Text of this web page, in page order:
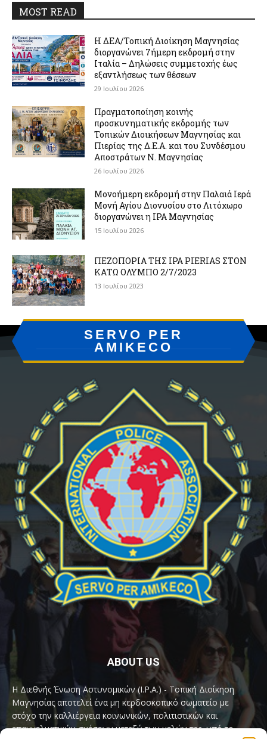
MOST READ
Η ΔΕΑ/Τοπική Διοίκηση Μαγνησίας
διοργανώνει 7ήμερη εκδρομή στην
Ιταλία – Δηλώσεις συμμετοχής έως
εξαντλήσεως των θέσεων
29 Ιουλίου 2026
Πραγματοποίηση κοινής
προσκυνηματικής εκδρομής των
Τοπικών Διοικήσεων Μαγνησίας και
Πιερίας της Δ.Ε.Α. και του Συνδέσμου
Αποστράτων Ν. Μαγνησίας
26 Ιουλίου 2026
Μονοήμερη εκδρομή στην Παλαιά Ιερά
Μονή Αγίου Διονυσίου στο Λιτόχωρο
διοργανώνει η IPA Μαγνησίας
15 Ιουλίου 2026
ΠΕΖΟΠΟΡΙΑ ΤΗΣ IPA PIERIAS ΣΤΟΝ
ΚΑΤΩ ΟΛΥΜΠΟ 2/7/2023
13 Ιουλίου 2023
SERVO PER
AMIKECO
ABOUT US
Η Διεθνής Ένωση Αστυνομικών (I.P.A.) - Τοπική Διοίκηση
Μαγνησίας αποτελεί ένα μη κερδοσκοπικό σωματείο με
στόχο την καλλιέργεια κοινωνικών, πολιτιστικών και
επαγγελματικών σχέσεων μεταξύ των μελών της, υπό το